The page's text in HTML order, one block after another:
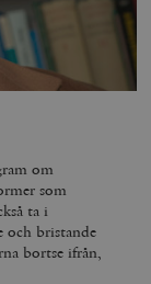
om
som
ta i
och bristande
bortse ifrån,